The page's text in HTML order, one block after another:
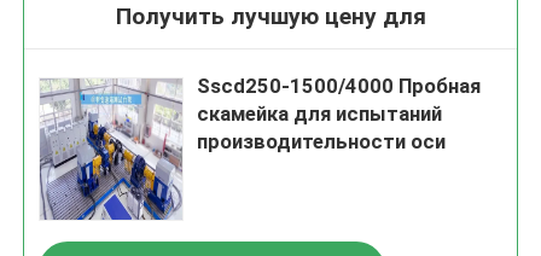
Получить лучшую цену для
Sscd250-1500/4000 Пробная
скамейка для испытаний
производительности оси